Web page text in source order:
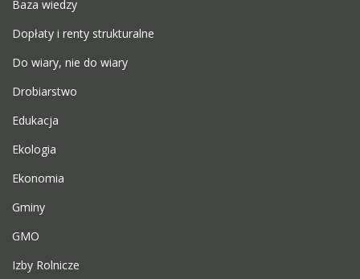
Baza wiedzy
Dopłaty i renty strukturalne
Do wiary, nie do wiary
Drobiarstwo
Edukacja
Ekologia
Ekonomia
Gminy
GMO
Izby Rolnicze